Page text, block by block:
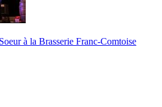
à la Brasserie Franc-Comtoise